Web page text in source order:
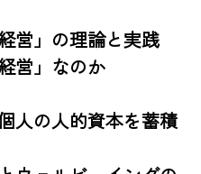
営」の理論と実践
営」なのか
人の人的資本を蓄積